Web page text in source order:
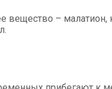
– малатион,